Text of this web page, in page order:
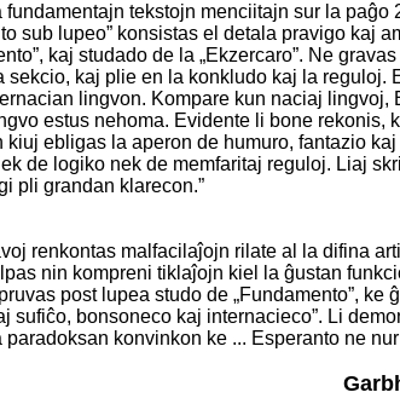
tekstojn menciitajn sur la paĝo
sub lupeo” konsistas el detala pravigo kaj
kaj studado de la „Ekzercaro”. Ne
kaj plie en la konkludo kaj la reguloj.
lingvon. Kompare kun naciaj lingvoj,
estus nehoma. Evidente li bone rekonis,
ebligas la aperon de humuro, fantazio
de logiko nek de memfaritaj reguloj. Liaj
pli grandan klarecon.”
renkontas malfacilaĵojn rilate al la difina
nin kompreni tiklaĵojn kiel la ĝustan
post lupea studo de „Fundamento”, ke
bonsoneco kaj internacieco”. Li
konvinkon ke ... Esperanto ne